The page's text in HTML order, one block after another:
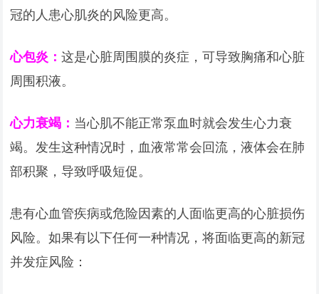
冠的人患心肌炎的风险更高。
心包炎：这是心脏周围膜的炎症，可导致胸痛和心脏
周围积液。
心力衰竭： 当心肌不能正常泵血时就会发生心力衰
竭。发生这种情况时，血液常常会回流，液体会在肺
部积聚，导致呼吸短促。
患有心血管疾病或危险因素的人面临更高的心脏损伤
风险。如果有以下任何一种情况，将面临更高的新冠
并发症风险：